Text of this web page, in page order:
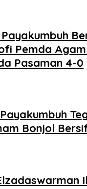
Payakumbuh
Pemda Agam
Pasaman 4-0
Bonjol